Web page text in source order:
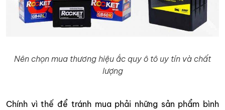
Nên chọn mua thương hiệu ắc quy ô tô uy tín và chất
lượng
Chính vì thế để tránh mua phải những sản phẩm bình